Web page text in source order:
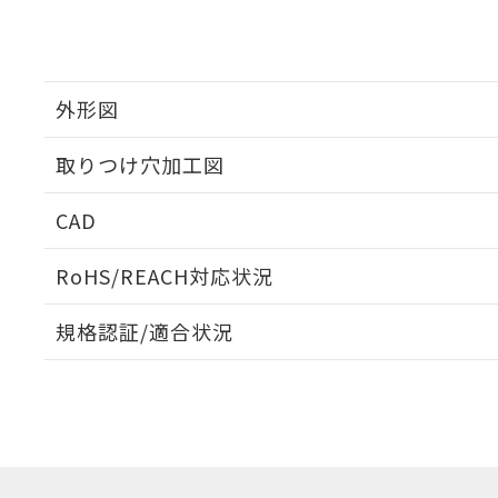
外形図
取りつけ穴加工図
CAD
RoHS/REACH対応状況
EU RoHS 注意事項・凡例
規格認証/適合状況